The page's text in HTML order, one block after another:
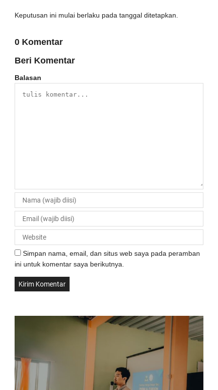
Keputusan ini mulai berlaku pada tanggal ditetapkan.
0 Komentar
Beri Komentar
Balasan
Simpan nama, email, dan situs web saya pada peramban
ini untuk komentar saya berikutnya.